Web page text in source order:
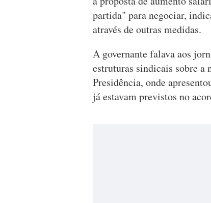
partida" para negociar,
através de outras medidas.
A governante falava aos
estruturas sindicais sobre
Presidência, onde
já estavam previstos no